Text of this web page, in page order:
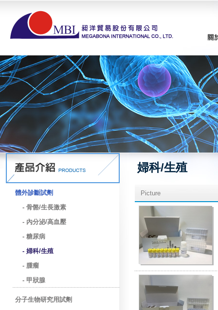
體外診斷試劑
- 骨骼/生長激素
- 內分泌/高血壓
- 糖尿病
- 婦科/生殖
- 腫瘤
- 甲狀腺
分子生物研究用試劑
婦科/生殖
Picture